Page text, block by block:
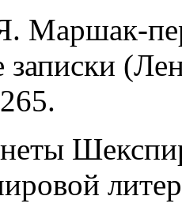
Маршак-